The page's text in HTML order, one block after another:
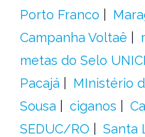
Porto Franco
Campanha Voltaê
metas do Selo
Pacajá
MInistério
Sousa
ciganos
SEDUC/RO
Santa